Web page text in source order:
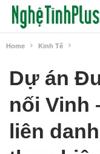
Home Kinh Tế
Dự án
nối Vinh
liên